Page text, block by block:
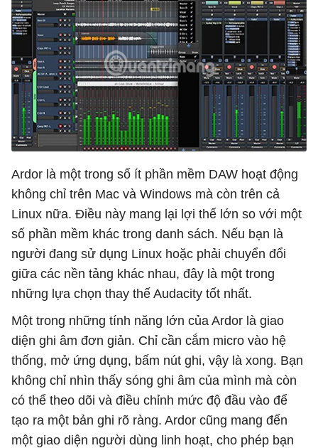
Ardor là một trong số ít phần mềm DAW hoạt động
không chỉ trên Mac và Windows mà còn trên cả
Linux nữa. Điều này mang lại lợi thế lớn so với một
số phần mềm khác trong danh sách. Nếu bạn là
người đang sử dụng Linux hoặc phải chuyển đổi
giữa các nền tảng khác nhau, đây là một trong
những lựa chọn thay thế Audacity tốt nhất.
Một trong những tính năng lớn của Ardor là giao
diện ghi âm đơn giản. Chỉ cần cắm micro vào hệ
thống, mở ứng dụng, bấm nút ghi, vậy là xong. Bạn
không chỉ nhìn thấy sóng ghi âm của mình mà còn
có thể theo dõi và điều chỉnh mức độ đầu vào để
tạo ra một bản ghi rõ ràng. Ardor cũng mang đến
một giao diện người dùng linh hoạt, cho phép bạn